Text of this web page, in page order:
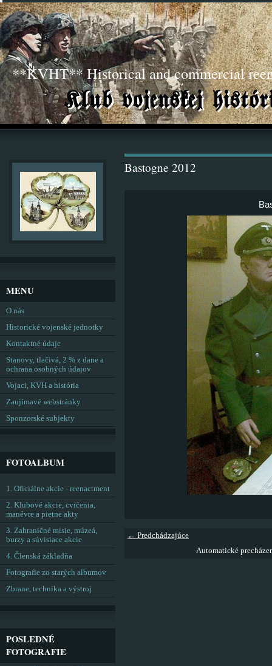
**KVHT** Historical and commercial
Bastogne 2012
← Predchádzajúce
Automatické
MENU
O nás
Historické vojenské jednotky
Kontaktné údaje
Stanovy, tlačivá, 2 % z dane a
ochrana osobných údajov
Vojaci, KVH a história
Zaujímavé webstránky
Sponzorské subjekty
FOTOALBUM
1. Oficiálne akcie - reenactment
2. Klubové akcie, cvičenia,
manévre a pietne akty
3. Zahraničné misie, múzeá,
burzy a súvisiace akcie
4. Členská základňa
Fotografie zo starých albumov
Zbrane, technika a výstroj
POSLEDNÉ
FOTOGRAFIE